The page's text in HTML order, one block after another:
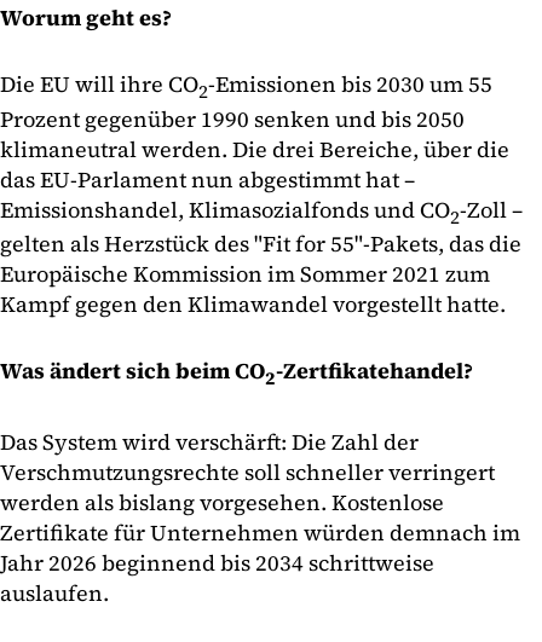
Worum geht es?
Die EU will ihre CO2-Emissionen bis 2030 um 55
Prozent gegenüber 1990 senken und bis 2050
klimaneutral werden. Die drei Bereiche, über die
das EU-Parlament nun abgestimmt hat –
Emissionshandel, Klimasozialfonds und CO2-Zoll –
gelten als Herzstück des "Fit for 55"-Pakets, das die
Europäische Kommission im Sommer 2021 zum
Kampf gegen den Klimawandel vorgestellt hatte.
Was ändert sich beim CO2-Zertfikatehandel?
Das System wird verschärft: Die Zahl der
Verschmutzungsrechte soll schneller verringert
werden als bislang vorgesehen. Kostenlose
Zertifikate für Unternehmen würden demnach im
Jahr 2026 beginnend bis 2034 schrittweise
auslaufen.